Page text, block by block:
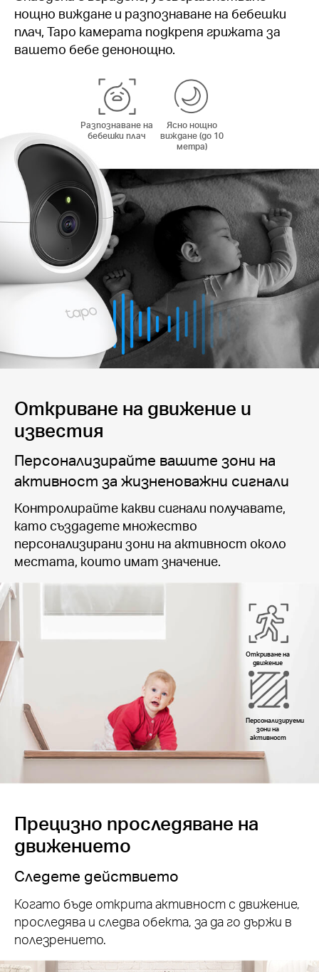
нощно виждане и разпознаване на бебешки
плач, Tapo камерата подкрепя грижата за
вашето бебе денонощно.
Разпознаване на
бебешки плач
Ясно нощно
виждане (до 10
метра)
Откриване на движение и
известия
Персонализирайте вашите зони на
активност за жизненоважни сигнали
Контролирайте какви сигнали получавате,
като създадете множество
персонализирани зони на активност около
местата, които имат значение.
Откриване на
движение
Персонализируеми
зони на
активност
Прецизно проследяване на
движението
Следете действието
Когато бъде открита активност с движение,
проследява и следва обекта, за да го държи в
полезрението.